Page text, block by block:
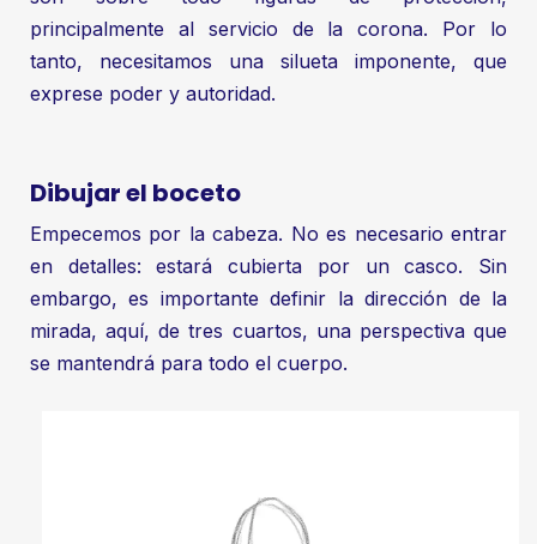
principalmente al servicio de la corona. Por lo
tanto, necesitamos una silueta imponente, que
exprese poder y autoridad.
Dibujar el boceto
Empecemos por la cabeza. No es necesario entrar
en detalles: estará cubierta por un casco. Sin
embargo, es importante definir la dirección de la
mirada, aquí, de tres cuartos, una perspectiva que
se mantendrá para todo el cuerpo.